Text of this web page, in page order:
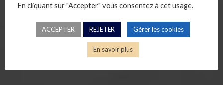
En cliquant sur "Accepter" vous consentez à cet usage.
ACCEPTER REJETER Gérer les cookies
En savoir plus